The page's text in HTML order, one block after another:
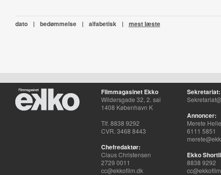
dato | bedømmelse | alfabetisk | mest læste
Filmmagasinet Ekko
Wildersgade 32, 2. sal
1408 København K
Tlf. 8838 9292
CVR. 3468 8443
Chefredaktør:
Claus Christensen
2729 0011
cc@ekkofilm.dk
Sekretariat:
Annoncer:
Merete
6111 5851
Ekko
8838 9292